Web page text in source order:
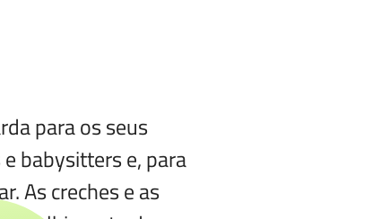
para os seus
babysitters e, para
As creches e as